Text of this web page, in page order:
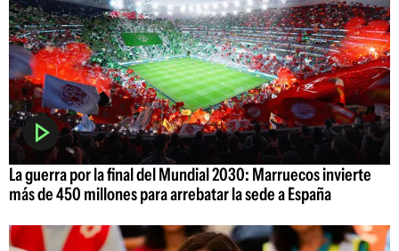
La guerra por la final del Mundial 2030: Marruecos invierte
más de 450 millones para arrebatar la sede a España